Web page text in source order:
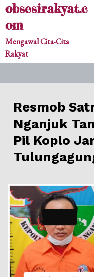
Skipobsesirakyat.c
om
Mengawal Cita-Cita
Rakyat
Resmob
Nganjuk
Pil Koplo